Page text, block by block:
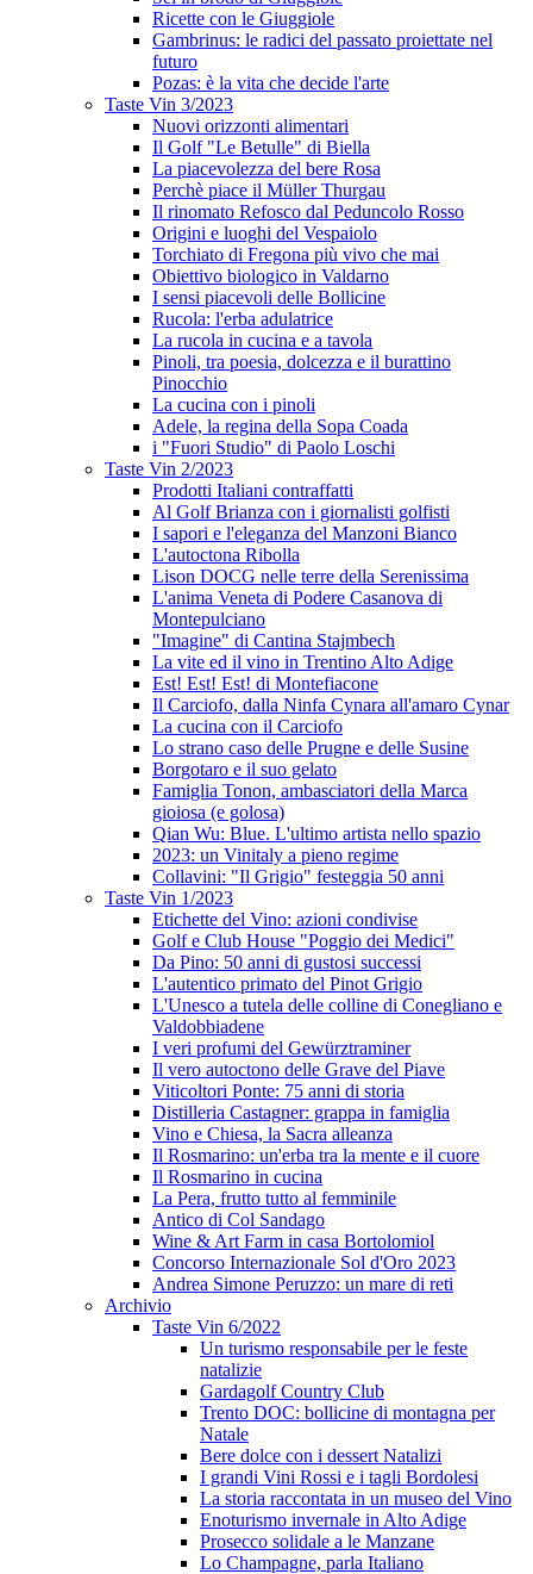
Ricette con le Giuggiole
Gambrinus: le radici del passato proiettate nel
futuro
Pozas: è la vita che decide l'arte
Taste Vin 3/2023
Nuovi orizzonti alimentari
Il Golf "Le Betulle" di Biella
La piacevolezza del bere Rosa
Perchè piace il Müller Thurgau
Il rinomato Refosco dal Peduncolo Rosso
Origini e luoghi del Vespaiolo
Torchiato di Fregona più vivo che mai
Obiettivo biologico in Valdarno
I sensi piacevoli delle Bollicine
Rucola: l'erba adulatrice
La rucola in cucina e a tavola
Pinoli, tra poesia, dolcezza e il burattino
Pinocchio
La cucina con i pinoli
Adele, la regina della Sopa Coada
i "Fuori Studio" di Paolo Loschi
Taste Vin 2/2023
Prodotti Italiani contraffatti
Al Golf Brianza con i giornalisti golfisti
I sapori e l'eleganza del Manzoni Bianco
L'autoctona Ribolla
Lison DOCG nelle terre della Serenissima
L'anima Veneta di Podere Casanova di
Montepulciano
"Imagine" di Cantina Stajmbech
La vite ed il vino in Trentino Alto Adige
Est! Est! Est! di Montefiacone
Il Carciofo, dalla Ninfa Cynara all'amaro Cynar
La cucina con il Carciofo
Lo strano caso delle Prugne e delle Susine
Borgotaro e il suo gelato
Famiglia Tonon, ambasciatori della Marca
gioiosa (e golosa)
Qian Wu: Blue. L'ultimo artista nello spazio
2023: un Vinitaly a pieno regime
Collavini: "Il Grigio" festeggia 50 anni
Taste Vin 1/2023
Etichette del Vino: azioni condivise
Golf e Club House "Poggio dei Medici"
Da Pino: 50 anni di gustosi successi
L'autentico primato del Pinot Grigio
L'Unesco a tutela delle colline di Conegliano e
Valdobbiadene
I veri profumi del Gewürztraminer
Il vero autoctono delle Grave del Piave
Viticoltori Ponte: 75 anni di storia
Distilleria Castagner: grappa in famiglia
Vino e Chiesa, la Sacra alleanza
Il Rosmarino: un'erba tra la mente e il cuore
Il Rosmarino in cucina
La Pera, frutto tutto al femminile
Antico di Col Sandago
Wine & Art Farm in casa Bortolomiol
Concorso Internazionale Sol d'Oro 2023
Andrea Simone Peruzzo: un mare di reti
Archivio
Taste Vin 6/2022
Un turismo responsabile per le feste
natalizie
Gardagolf Country Club
Trento DOC: bollicine di montagna per
Natale
Bere dolce con i dessert Natalizi
I grandi Vini Rossi e i tagli Bordolesi
La storia raccontata in un museo del Vino
Enoturismo invernale in Alto Adige
Prosecco solidale a le Manzane
Lo Champagne, parla Italiano